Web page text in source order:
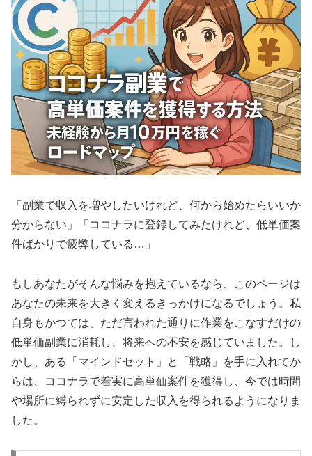
「副業で収入を増やしたいけれど、何から始めたらいいか
分からない」「ココナラに登録してみたけれど、低単価案
件ばかりで疲弊している…」
もしあなたがそんな悩みを抱えているなら、このページは
あなたの未来を大きく変えるきっかけになるでしょう。私
自身もかつては、ただ言われた通りに作業をこなすだけの
低単価副業に消耗し、将来への不安を感じていました。し
かし、ある「マインドセット」と「戦略」を手に入れてか
らは、ココナラで着実に高単価案件を獲得し、今では時間
や場所に縛られずに安定した収入を得られるようになりま
した。